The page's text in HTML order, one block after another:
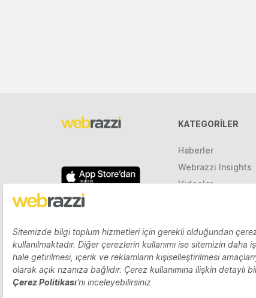
KATEGORILER
Haberler
Webrazzi Insights
Videolar